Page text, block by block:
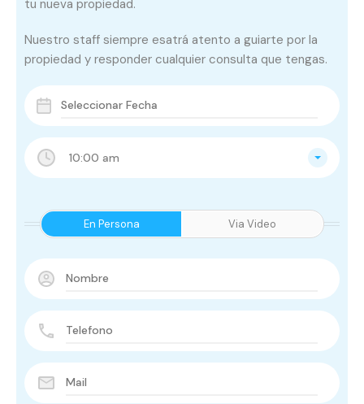
10:00 am
En Persona Via Video
tu nueva propiedad.
Nuestro staff siempre esatrá atento a guiarte por la
propiedad y responder cualquier consulta que tengas.